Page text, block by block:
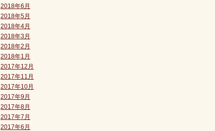
2018年6月
2018年5月
2018年4月
2018年3月
2018年2月
2018年1月
2017年12月
2017年11月
2017年10月
2017年9月
2017年8月
2017年7月
2017年6月